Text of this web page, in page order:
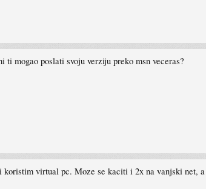
ti mogao poslati svoju verziju preko msn veceras?
koristim virtual pc. Moze se kaciti i 2x na vanjski net,